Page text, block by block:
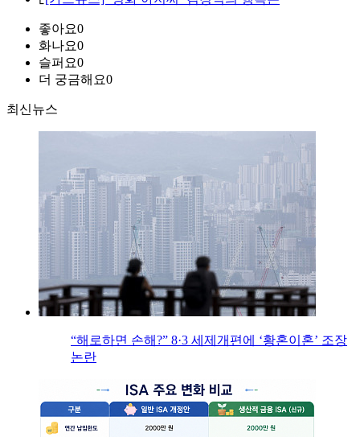
좋아요0
화나요0
슬퍼요0
더 궁금해요0
최신뉴스
“해로하면 손해?” 8·3 세제개편에 ‘황혼이혼’ 조장
논란